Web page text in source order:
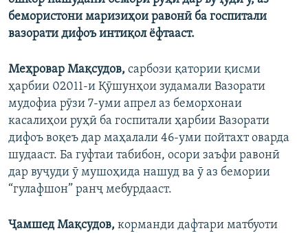
Ҳамаи сомонаҳои RFE/RL
бемористони маризиҳои равонӣ ба госпитали
вазорати дифоъ интиқол ёфтааст.
Меҳровар Мақсудов, сарбози қатории қисми
ҳарбии 02011-и Қӯшунҳои зудамали Вазорати
мудофиа рӯзи 7-уми апрел аз беморхонаи
касалиҳои руҳӣ ба госпитали ҳарбии Вазорати
дифоъ воқеъ дар маҳалали 46-уми пойтахт оварда
шудааст. Ба гуфтаи табибон, осори заъфи равонӣ
дар вуҷуди ӯ мушоҳида нашуд ва ӯ аз бемории
“гулафшон” ранҷ мебурдааст.
Ҷамшед Мақсудов, корманди дафтари матбуоти